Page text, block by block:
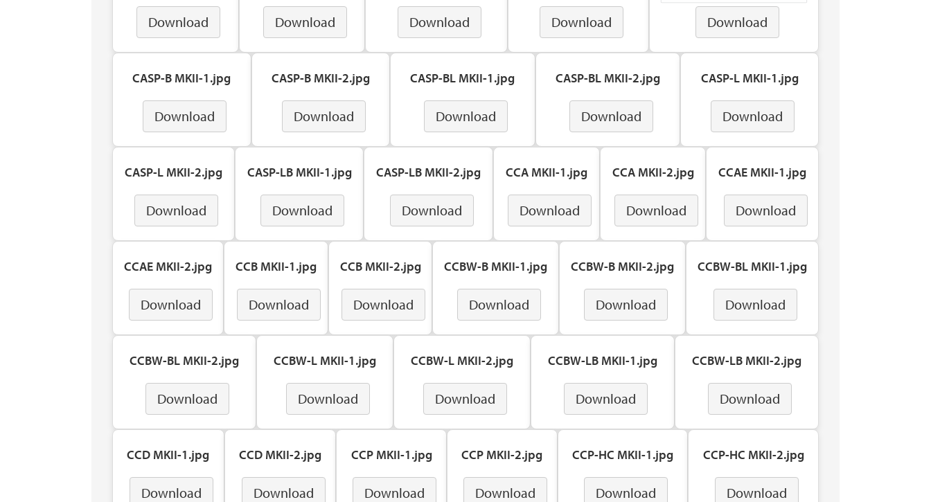
Download Download Download Download Download
CASP-B MKII-1.jpg
Download
CASP-B MKII-2.jpg
Download
CASP-BL MKII-1.jpg
Download
CASP-BL MKII-2.jpg
Download
CASP-L MKII-1.jpg
Download
CASP-L MKII-2.jpg
Download
CASP-LB MKII-1.jpg
Download
CASP-LB MKII-2.jpg
Download
CCA MKII-1.jpg
Download
CCA MKII-2.jpg
Download
CCAE MKII-1.jpg
Download
CCAE MKII-2.jpg
Download
CCB MKII-1.jpg
Download
CCB MKII-2.jpg
Download
CCBW-B MKII-1.jpg
Download
CCBW-B MKII-2.jpg
Download
CCBW-BL MKII-1.jpg
Download
CCBW-BL MKII-2.jpg
Download
CCBW-L MKII-1.jpg
Download
CCBW-L MKII-2.jpg
Download
CCBW-LB MKII-1.jpg
Download
CCBW-LB MKII-2.jpg
Download
CCD MKII-1.jpg
Download
CCD MKII-2.jpg
Download
CCP MKII-1.jpg
Download
CCP MKII-2.jpg
Download
CCP-HC MKII-1.jpg
Download
CCP-HC MKII-2.jpg
Download